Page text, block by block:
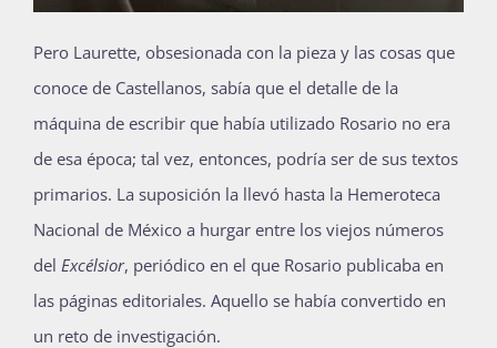
Pero Laurette, obsesionada con la pieza y las cosas que
conoce de Castellanos, sabía que el detalle de la
máquina de escribir que había utilizado Rosario no era
de esa época; tal vez, entonces, podría ser de sus textos
primarios. La suposición la llevó hasta la Hemeroteca
Nacional de México a hurgar entre los viejos números
del Excélsior, periódico en el que Rosario publicaba en
las páginas editoriales. Aquello se había convertido en
un reto de investigación.